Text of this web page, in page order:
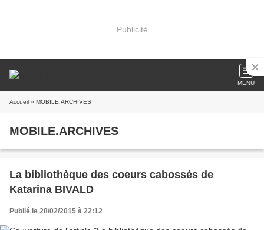
Publicité
MENU
Accueil » MOBILE.ARCHIVES
MOBILE.ARCHIVES
La bibliothèque des coeurs cabossés de
Katarina BIVALD
Publié le 28/02/2015 à 22:12